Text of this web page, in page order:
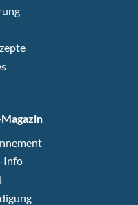
Info